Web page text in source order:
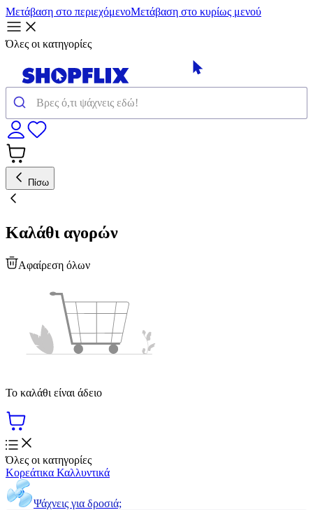
Μετάβαση στο περιεχόμενοΜετάβαση στο κυρίως μενού
Όλες οι κατηγορίες
Πίσω
Καλάθι αγορών
Αφαίρεση όλων
Το καλάθι είναι άδειο
Όλες οι κατηγορίες
Κορεάτικα Καλλυντικά
Ψάχνεις για δροσιά;